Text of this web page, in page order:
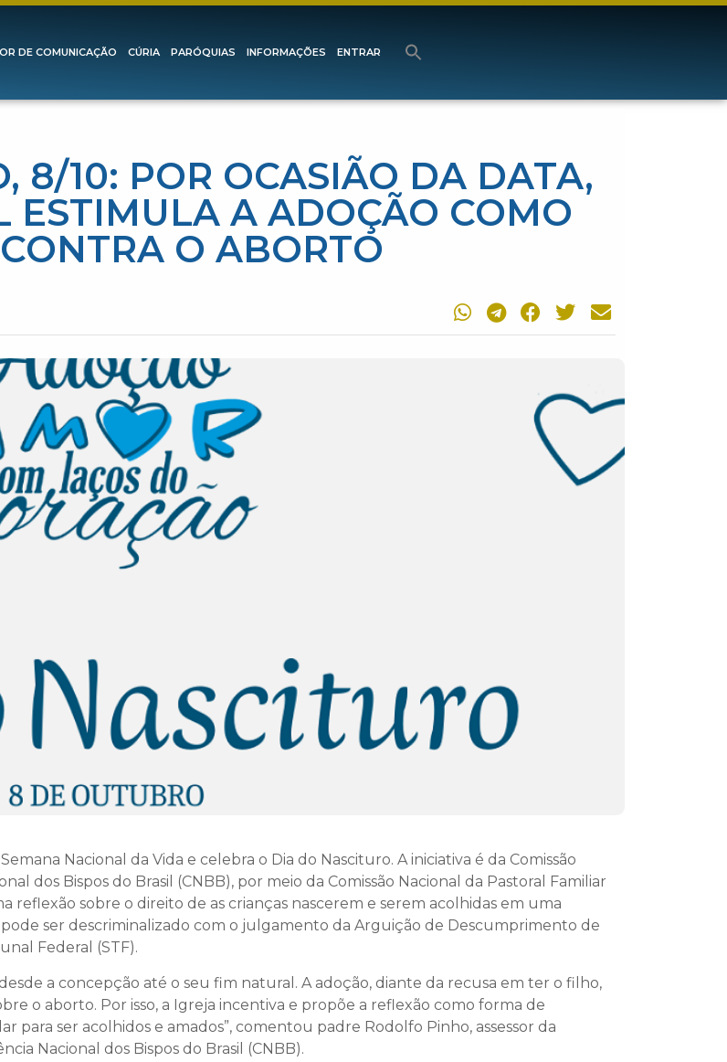
DE COMUNICAÇÃO CÚRIA PARÓQUIAS INFORMAÇÕES ENTRAR
8/10: POR OCASIÃO DA DATA,
ESTIMULA A ADOÇÃO COMO
O ABORTO
Nacional da Vida e celebra o Dia do Nascituro. A iniciativa é da Comissão
dos Bispos do Brasil (CNBB), por meio da Comissão Nacional da Pastoral Familiar
reflexão sobre o direito de as crianças nascerem e serem acolhidas em uma
ser descriminalizado com o julgamento da Arguição de Descumprimento de
Federal (STF).
a concepção até o seu fim natural. A adoção, diante da recusa em ter o filho,
o aborto. Por isso, a Igreja incentiva e propõe a reflexão como forma de
para ser acolhidos e amados”, comentou padre Rodolfo Pinho, assessor da
Nacional dos Bispos do Brasil (CNBB).